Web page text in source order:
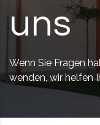
uns
Wenn Sie Fragen
wenden, wir helfen